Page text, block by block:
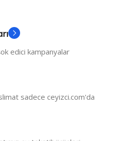
edici kampanyalar
sadece ceyizci.com'da